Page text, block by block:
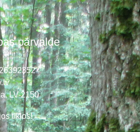
pārvalde
LV-2150
tīklos!